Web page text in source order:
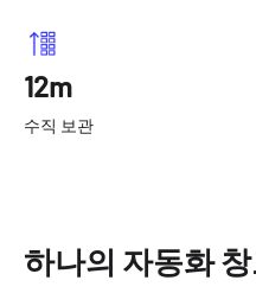
12m
수직 보관
하나의 자동화